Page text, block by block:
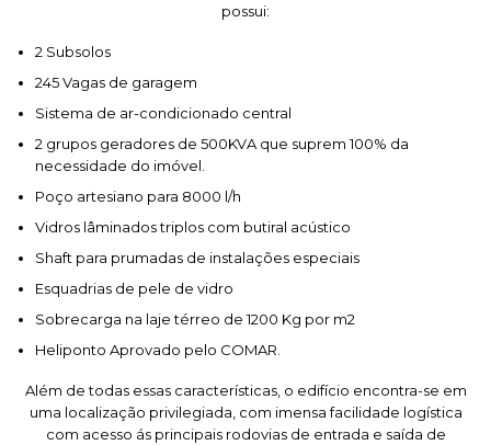
possui:
2 Subsolos
245 Vagas de garagem
Sistema de ar-condicionado central
2 grupos geradores de 500KVA que suprem 100% da
necessidade do imóvel.
Poço artesiano para 8000 l/h
Vidros lâminados triplos com butiral acústico
Shaft para prumadas de instalações especiais
Esquadrias de pele de vidro
Sobrecarga na laje térreo de 1200 Kg por m2
Heliponto Aprovado pelo COMAR.
Além de todas essas características, o edifício encontra-se em
uma localização privilegiada, com imensa facilidade logística
com acesso ás principais rodovias de entrada e saída de